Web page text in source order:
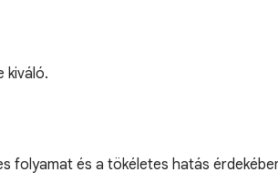
kiváló.
folyamat és a tökéletes hatás